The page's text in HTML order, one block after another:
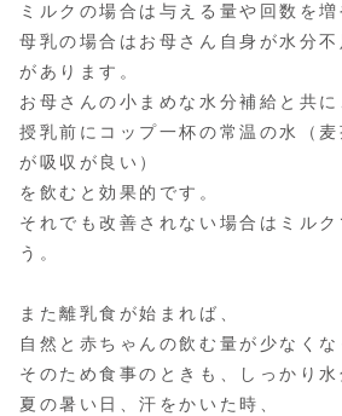
ミルクの場合は与える量や回数を増
母乳の場合はお母さん自身が水分
があります。
お母さんの小まめな水分補給と共に
授乳前にコップ一杯の常温の水（
が吸収が良い）
を飲むと効果的です。
それでも改善されない場合はミルク
う。
また離乳食が始まれば、
自然と赤ちゃんの飲む量が少なくな
そのため食事のときも、しっかり水
夏の暑い日、汗をかいた時、